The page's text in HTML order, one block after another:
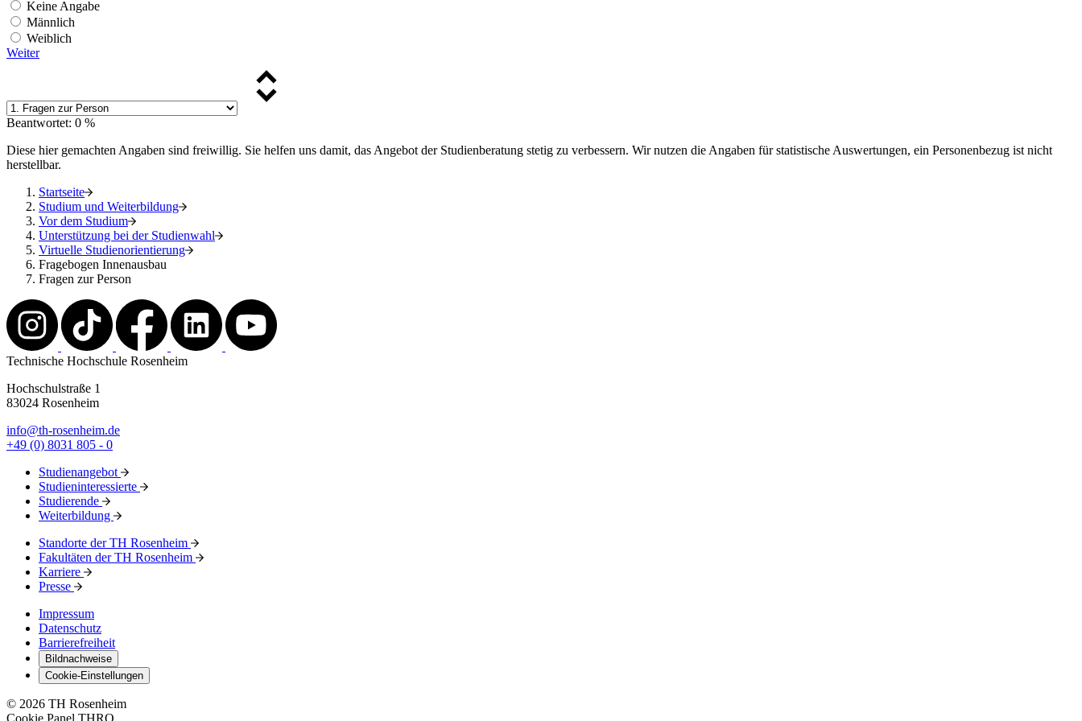
Keine Angabe
Männlich
Weiblich
Weiter
Beantwortet: 0 %
Diese hier gemachten Angaben sind freiwillig. Sie helfen uns damit, das Angebot der Studienberatung stetig zu verbessern. Wir nutzen die Angaben für statistische Auswertungen, ein Personenbezug ist nicht
herstellbar.
Startseite
Studium und Weiterbildung
Vor dem Studium
Unterstützung bei der Studienwahl
Virtuelle Studienorientierung
Fragebogen Innenausbau
Fragen zur Person
Technische Hochschule Rosenheim
Hochschulstraße 1
83024 Rosenheim
info@th-rosenheim.de
+49 (0) 8031 805 - 0
Studienangebot
Studieninteressierte
Studierende
Weiterbildung
Standorte der TH Rosenheim
Fakultäten der TH Rosenheim
Karriere
Presse
Impressum
Datenschutz
Barrierefreiheit
Bildnachweise
Cookie-Einstellungen
© 2026 TH Rosenheim